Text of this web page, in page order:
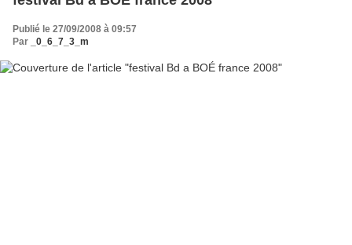
Publié le 27/09/2008 à 09:57
Par
_0_6_7_3_m